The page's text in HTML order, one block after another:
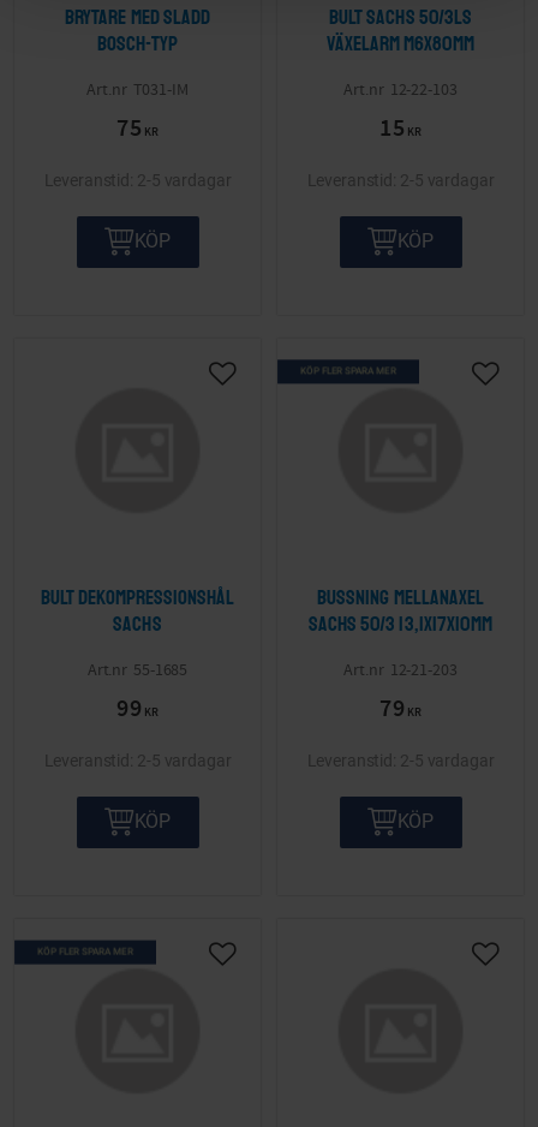
Brytare med sladd
Bosch-typ
T031-IM
75 KR
2-5 vardagar
KÖP
Bult Sachs 50/3LS
växelarm M6x80mm
12-22-103
15 KR
2-5 vardagar
KÖP
Bult dekompressionshål
Sachs
55-1685
99 KR
Lägg till i önskelista
2-5 vardagar
KÖP
Bussning mellanaxel
Sachs 50/3 13,1x17x10mm
12-21-203
79 KR
KÖP FLER SPARA MER
Lägg
2-5 vardagar
KÖP
KÖP FLER SPARA MER
Lägg till i önskelista Lägg